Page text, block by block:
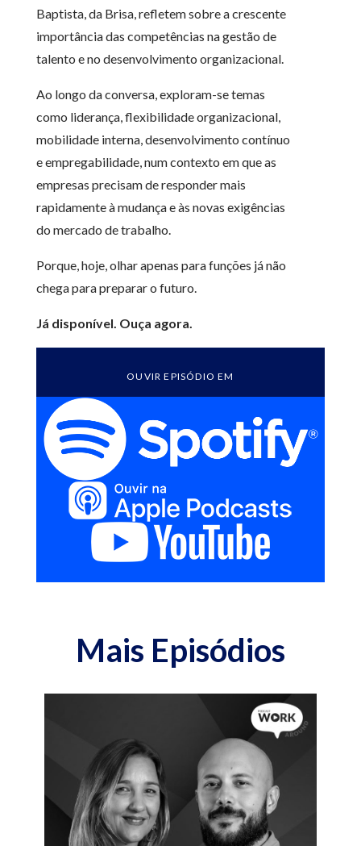
Baptista, da Brisa, refletem sobre a crescente
importância das competências na gestão de
talento e no desenvolvimento organizacional.
Ao longo da conversa, exploram-se temas
como liderança, flexibilidade organizacional,
mobilidade interna, desenvolvimento contínuo
e empregabilidade, num contexto em que as
empresas precisam de responder mais
rapidamente à mudança e às novas exigências
do mercado de trabalho.
Porque, hoje, olhar apenas para funções já não
chega para preparar o futuro.
Já disponível. Ouça agora.
OUVIR EPISÓDIO EM
Mais Episódios